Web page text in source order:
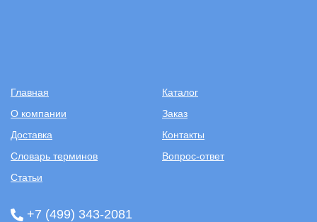
Главная
Каталог
О компании
Заказ
Доставка
Контакты
Словарь терминов
Вопрос-ответ
Статьи
+7 (499) 343-2081